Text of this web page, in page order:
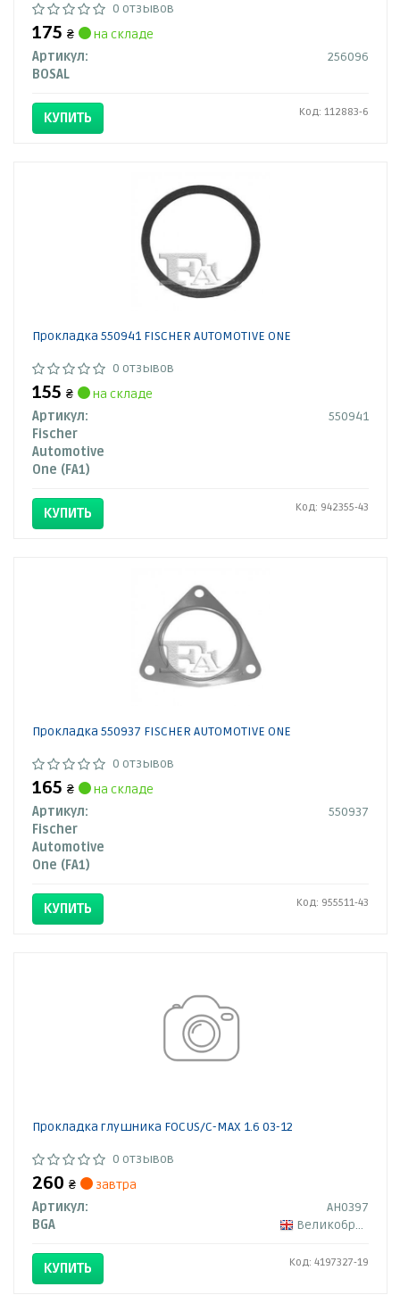
0 отзывов
175 ₴
на складе
Артикул:
256096
BOSAL
КУПИТЬ Код: 112883-6
Прокладкa 550941 FISCHER AUTOMOTIVE ONE
0 отзывов
155 ₴
на складе
Артикул:
550941
Fischer
Automotive
One (FA1)
КУПИТЬ Код: 942355-43
Прокладкa 550937 FISCHER AUTOMOTIVE ONE
0 отзывов
165 ₴
на складе
Артикул:
550937
Fischer
Automotive
One (FA1)
КУПИТЬ Код: 955511-43
Прокладка глушника FOCUS/C-MAX 1.6 03-12
0 отзывов
260 ₴
завтра
Артикул:
AH0397
BGA
Великобритания
КУПИТЬ Код: 4197327-19